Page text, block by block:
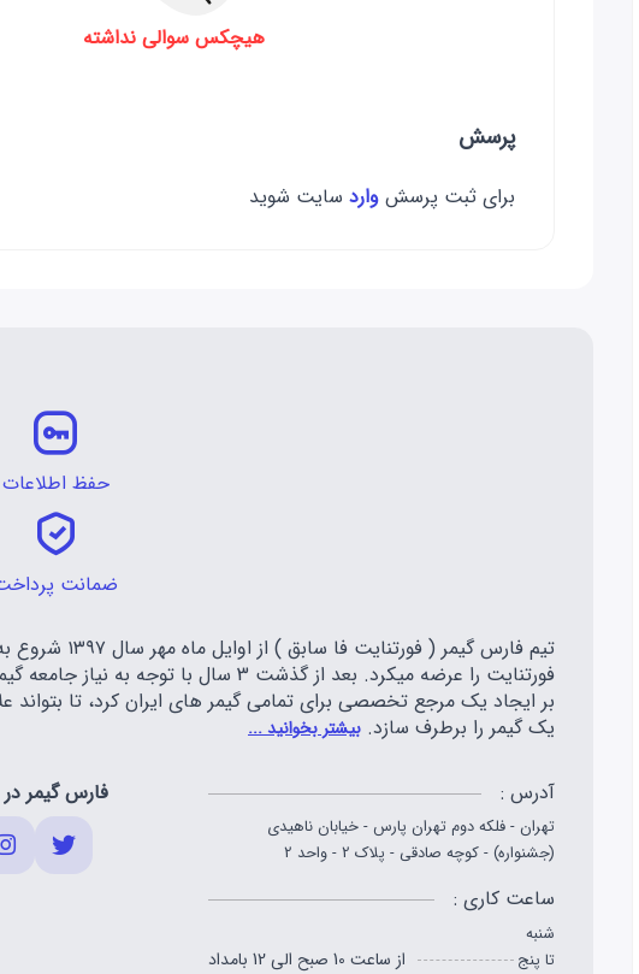
هیچکس سوالی نداشته
پرسش
برای ثبت پرسش وارد سایت شوید
حفظ اطلاعات
ضمانت
تیم فارس
فورتنایت را عرضه میکرد. بعد از گذشت
بر ایجاد یک مرجع تخصصی برای تمامی گیمر های ایران کرد، تا
یک گیمر را برطرف سازد. بیشتر بخوانید ...
آدرس :
تهران - فلکه دوم تهران پارس - خیابان ناهیدی
(جشنواره) - کوچه صادقی - پلاک 2 - واحد 2
ساعت کاری :
شنبه
تا پنج
از ساعت 10 صبح الی 12 بامداد
فارس گیمر